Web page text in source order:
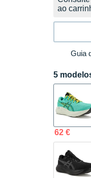
ao
Guia
5
62 €